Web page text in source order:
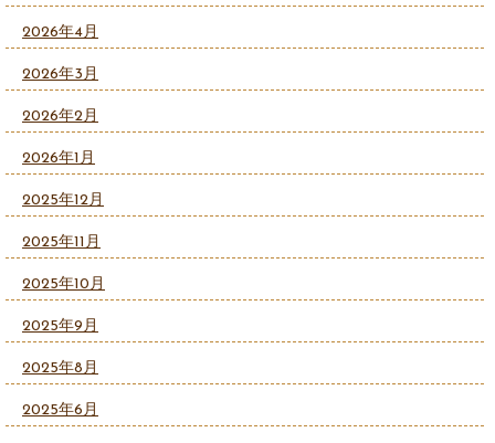
2026年4月
2026年3月
2026年2月
2026年1月
2025年12月
2025年11月
2025年10月
2025年9月
2025年8月
2025年6月